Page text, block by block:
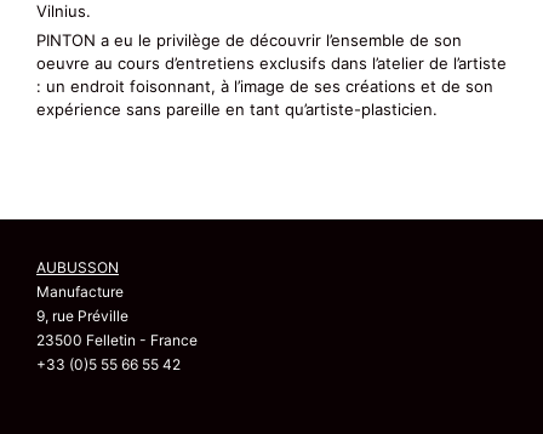
Vilnius.
PINTON a eu le privilège de découvrir l’ensemble de son
oeuvre au cours d’entretiens exclusifs dans l’atelier de l’artiste
: un endroit foisonnant, à l’image de ses créations et de son
expérience sans pareille en tant qu’artiste-plasticien.
AUBUSSON
Manufacture
9, rue Préville
23500 Felletin - France
+33 (0)5 55 66 55 42